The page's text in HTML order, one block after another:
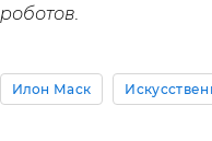
роботов.
Илон Маск